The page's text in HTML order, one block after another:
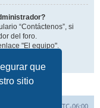
que
sitio
“Contáctenos”, si
del foro.
"El equipo".
UTC-06:00